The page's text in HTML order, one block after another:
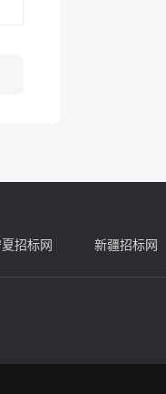
招标网 新疆招标网